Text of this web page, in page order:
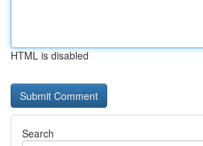
HTML is disabled
Search